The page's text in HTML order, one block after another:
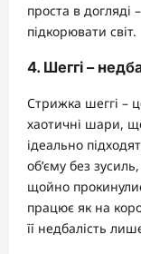
проста в догляді
підкорювати світ.
4. Шеггі –
Стрижка шеггі –
хаотичні шари,
ідеально
об’єму без
щойно
працює як на
її недбалість